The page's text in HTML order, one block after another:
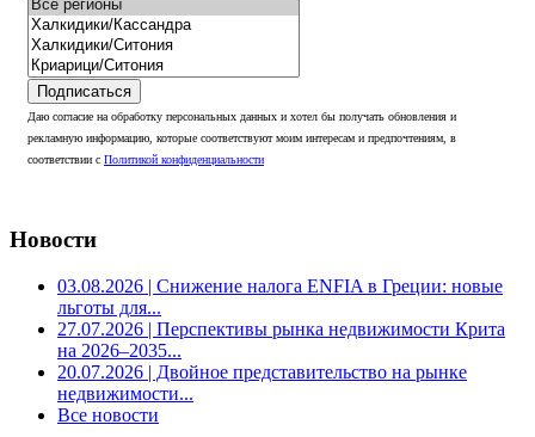
Подписаться
Даю согласие на обработку персональных данных и хотел бы получать обновления и
рекламную информацию, которые соответствуют моим интересам и предпочтениям, в
соответствии с Политикой конфиденциальности
Новости
03.08.2026 | Снижение налога ENFIA в Греции: новые
льготы для...
27.07.2026 | Перспективы рынка недвижимости Крита
на 2026–2035...
20.07.2026 | Двойное представительство на рынке
недвижимости...
Все новости